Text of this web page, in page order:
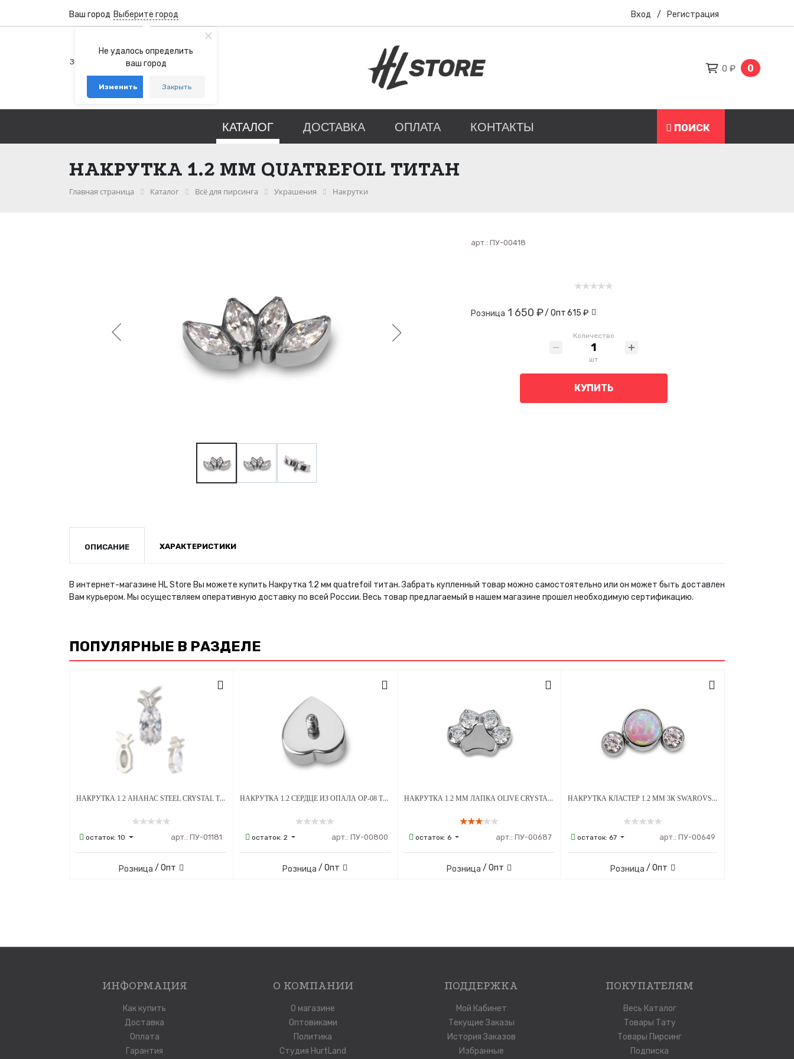
Не удалось определить
ваш город
Изменить Закрыть
Ваш город Выберите город Вход / Регистрация
+7 (800) 100-76-77
Звонок бесплатный по России
+7 (931) 978-88-88
telegram whatsapp
0 ₽ 0
КАТАЛОГ ДОСТАВКА ОПЛАТА КОНТАКТЫ ПОИСК
НАКРУТКА 1.2 ММ QUATREFOIL ТИТАН
Главная страница Каталог Всё для пирсинга Украшения Накрутки
арт.: ПУ-00418
Розница 1 650 ₽/ Опт615 ₽
Количество
шт
КУПИТЬ
ОПИСАНИЕ ХАРАКТЕРИСТИКИ
В интернет-магазине HL Store Вы можете купить Накрутка 1.2 мм quatrefoil титан. Забрать купленный товар можно самостоятельно или он может быть доставлен
Вам курьером. Мы осуществляем оперативную доставку по всей России. Весь товар предлагаемый в нашем магазине прошел необходимую сертификацию.
ПОПУЛЯРНЫЕ В РАЗДЕЛЕ
НАКРУТКА 1.2 АНАНАС STEEL CRYSTAL ТИТАН
остаток:10 арт.: ПУ-01181
Розница / Опт
НАКРУТКА 1.2 СЕРДЦЕ ИЗ ОПАЛА OP-08 ТИТАН
остаток: 2 арт.: ПУ-00800
Розница / Опт
НАКРУТКА 1.2 ММ ЛАПКА OLIVE CRYSTAL ТИТАН
остаток: 6 арт.: ПУ-00687
Розница / Опт
НАКРУТКА КЛАСТЕР 1.2 ММ 3К SWAROVSKI CLEAR ОПАЛ OP-08 ТИТАН
остаток:67 арт.: ПУ-00649
Розница / Опт
ИНФОРМАЦИЯ
Как купить
Доставка
Оплата
Гарантия
О КОМПАНИИ
О магазине
Оптовиками
Политика
Студия HurtLand
ПОДДЕРЖКА
Мой Кабинет
Текущие Заказы
История Заказов
Избранные
ПОКУПАТЕЛЯМ
Весь Каталог
Товары Тату
Товары Пирсинг
Подписка